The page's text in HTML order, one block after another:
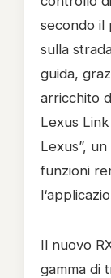
secondo il
sulla
guida,
arricchito
Lexus
Lexus”,
funzioni
Il nuovo
gamma di